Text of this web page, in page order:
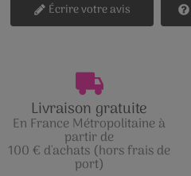
Écrire votre avis
Livraison gratuite
En France Métropolitaine à
partir de
100 € d'achats (hors frais de
port)